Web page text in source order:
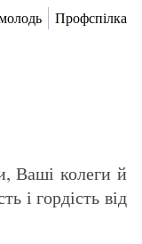
Профспілка
Ваші колеги й
і гордість від